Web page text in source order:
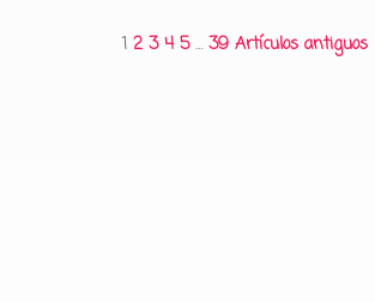
Paginación
1 2 3 4 5 … 39 Artículos antiguos